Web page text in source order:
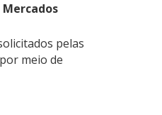
pelas
meio de